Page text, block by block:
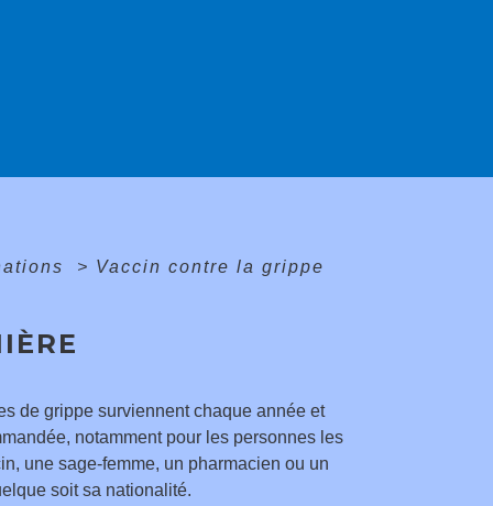
> Vaccin contre la grippe
de grippe surviennent chaque année et
notamment pour les personnes les
une sage-femme, un pharmacien ou un
soit sa nationalité.